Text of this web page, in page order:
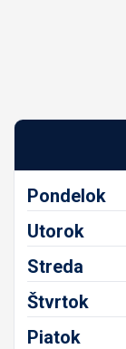
Pondelok
Utorok
Streda
Štvrtok
Piatok